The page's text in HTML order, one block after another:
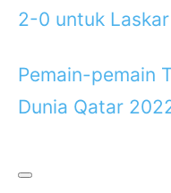
2-0 untuk
Pemain-pemain
Dunia Qatar